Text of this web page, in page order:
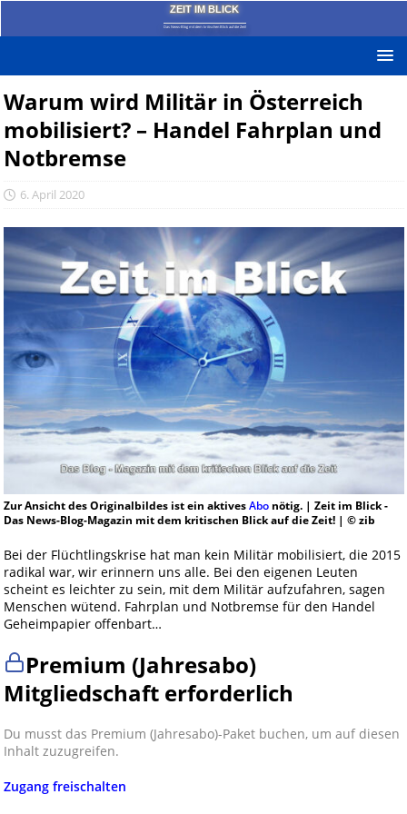
ZEIT IM BLICK
Das News-Blog mit dem kritischen Blick auf die Zeit!
Warum wird Militär in Österreich
mobilisiert? – Handel Fahrplan und
Notbremse
6. April 2020
Zur Ansicht des Originalbildes ist ein aktivesAbonötig. | Zeit im Blick -
Das News-Blog-Magazin mit dem kritischen Blick auf die Zeit! | © zib
Bei der Flüchtlingskrise hat man kein Militär mobilisiert, die 2015
radikal war, wir erinnern uns alle. Bei den eigenen Leuten
scheint es leichter zu sein, mit dem Militär aufzufahren, sagen
Menschen wütend. Fahrplan und Notbremse für den Handel
Geheimpapier offenbart…
Premium (Jahresabo)
Mitgliedschaft erforderlich
Du musst das Premium (Jahresabo)-Paket buchen, um auf diesen
Inhalt zuzugreifen.
Zugang freischalten